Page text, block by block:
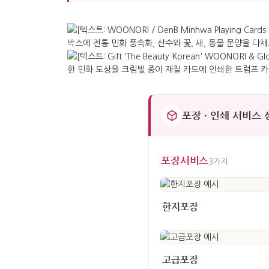
포장 · 인쇄 서비스
포장서비스3가지
한지포장
고급포장